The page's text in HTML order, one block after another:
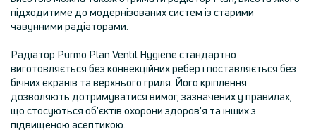
підходитиме до модернізованих систем із старими
чавунними радіаторами.
Радіатор Purmo Plan Ventil Hygiene стандартно
виготовляється без конвекційних ребер і поставляється без
бічних екранів та верхнього гриля. Його кріплення
дозволяють дотримуватися вимог, зазначених у правилах,
що стосуються об'єктів охорони здоров'я та інших з
підвищеною асептикою.